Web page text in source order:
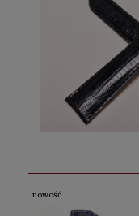
nowość